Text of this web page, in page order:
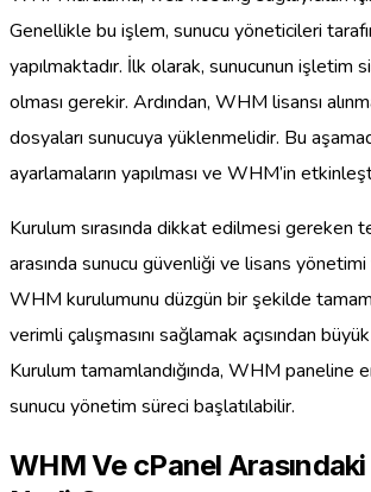
Genellikle bu işlem, sunucu yöneticileri
yapılmaktadır. İlk olarak, sunucunun işletim
olması gerekir. Ardından, WHM lisansı
dosyaları sunucuya yüklenmelidir. Bu
ayarlamaların yapılması ve WHM’in
Kurulum sırasında dikkat edilmesi gereken
arasında sunucu güvenliği ve lisans yönetimi
WHM kurulumunu düzgün bir şekilde
verimli çalışmasını sağlamak açısından
Kurulum tamamlandığında, WHM paneline
sunucu yönetim süreci başlatılabilir.
WHM Ve cPanel